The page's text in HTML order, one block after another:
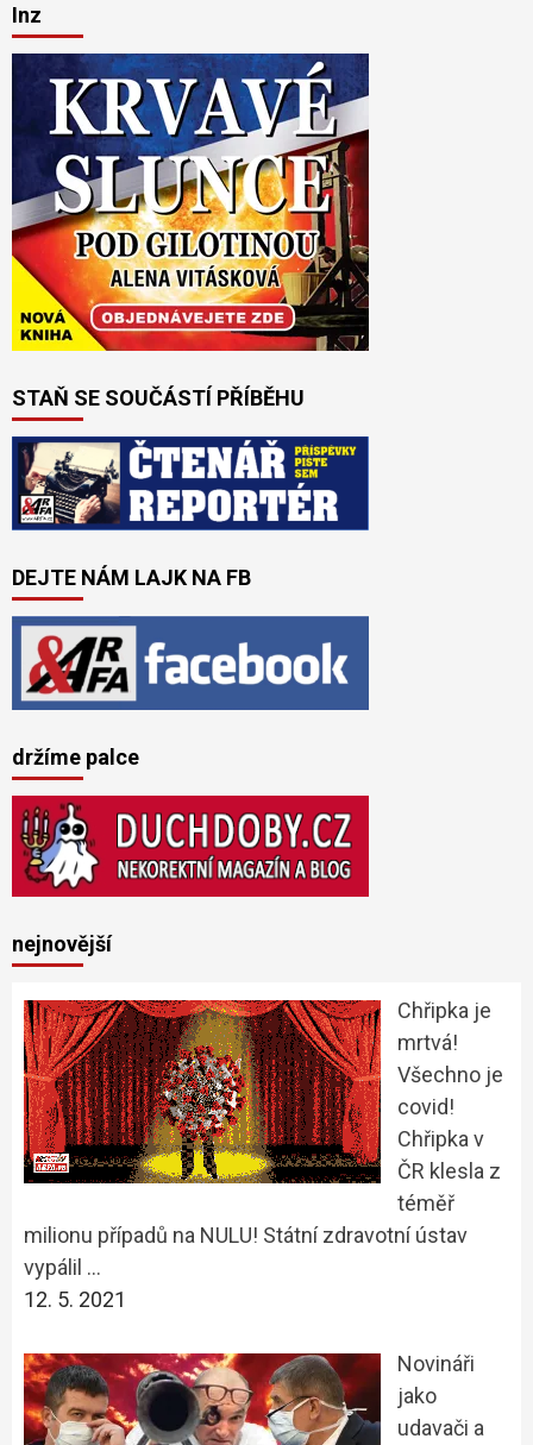
Inz
STAŇ SE SOUČÁSTÍ PŘÍBĚHU
DEJTE NÁM LAJK NA FB
držíme palce
nejnovější
Chřipka je
mrtvá!
Všechno je
covid!
Chřipka v
ČR klesla z
téměř
milionu případů na NULU! Státní zdravotní ústav
vypálil …
12. 5. 2021
Novináři
jako
udavači a